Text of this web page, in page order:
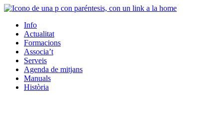
Info
Actualitat
Formacions
Associa’t
Serveis
Agenda de mitjans
Manuals
Història